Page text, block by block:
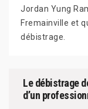
Jordan Yung
Fremainville et
débistrage.
Le débistrage
d’un